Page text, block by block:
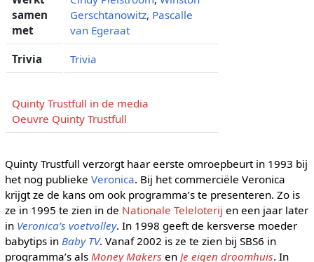
samen
met
Gerschtanowitz, Pascalle
van Egeraat
Trivia Trivia
Quinty Trustfull in de media
Oeuvre Quinty Trustfull
Quinty Trustfull verzorgt haar eerste omroepbeurt in 1993 bij
het nog publieke Veronica. Bij het commerciële Veronica
krijgt ze de kans om ook programma’s te presenteren. Zo is
ze in 1995 te zien in de Nationale Teleloterij en een jaar later
in Veronica’s voetvolley. In 1998 geeft de kersverse moeder
babytips in Baby TV. Vanaf 2002 is ze te zien bij SBS6 in
programma’s als Money Makers en Je eigen droomhuis. In